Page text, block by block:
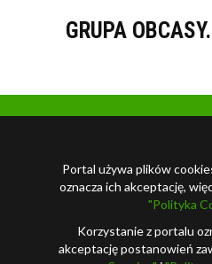
GRUPA
Portal używa plików
oznacza ich akceptację,
"Polityka
Korzystanie z portalu
akceptację postanowień